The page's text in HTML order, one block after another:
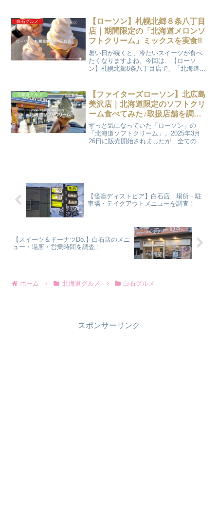
新春スペシャルで日村さんが来店してか
らは、食事時になると...
白石グルメ
【ローソン】札幌北郷８条八丁目
店｜期間限定の「北海道メロンソ
フトクリーム」ミックスを実食‼
暑い日が続くと、冷たいスイーツが食べ
たくなりますよね。今回は、【ローソ
ン】札幌北郷8条八丁目店で、「北海道メ
で紹介します。こちらは、北海道限定、
期間限定商品になります。...
北海道グルメ
【ファイターズローソン】北広島
美沢店｜北海道限定のソフトクリ
ーム食べてみた♪取扱店舗を調
査！
ずっと気になっていた「ローソン」の
「北海道ソフトクリーム」。2025年3月
26日に販売開始されましたが…全ての
【怪獣ディストピア】白石店｜場所・駐
車場・テイクアウトメニューを調査！
【スイーツ＆ドーナツDo.】白石店のメニ
ュー・場所・営業時間を調査！
ホーム 北海道グルメ 白石グルメ
スポンサーリンク